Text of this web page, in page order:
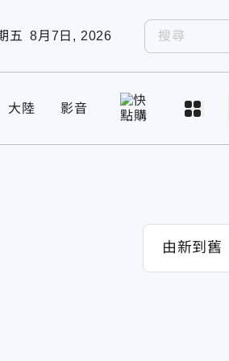
五 8月7日, 2026
大陸 影音
由新到舊